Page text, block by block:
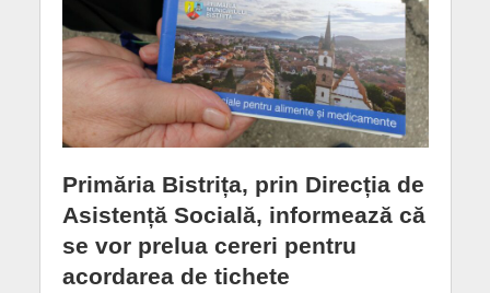
Primăria Bistrița, prin Direcția de
Asistență Socială, informează că
se vor prelua cereri pentru
acordarea de tichete